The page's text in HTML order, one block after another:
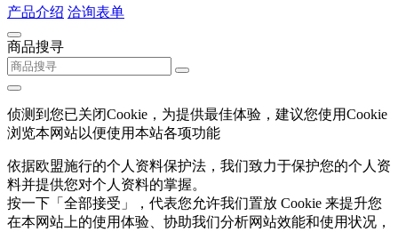
产品介绍 洽询表单
商品搜寻
侦测到您已关闭Cookie，为提供最佳体验，建议您使用Cookie
浏览本网站以便使用本站各项功能
依据欧盟施行的个人资料保护法，我们致力于保护您的个人资
料并提供您对个人资料的掌握。
按一下「全部接受」，代表您允许我们置放 Cookie 来提升您
在本网站上的使用体验、协助我们分析网站效能和使用状况，